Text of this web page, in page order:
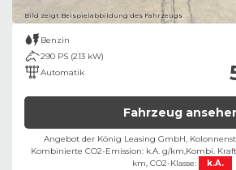
Bild zeigt Beispielabbildung des Fahrzeugs
Benzin
290 PS (213 kW)
Automatik
Fahrzeug
Angebot der König Leasing GmbH,
Kombinierte CO2-Emission: k.A. g/km,Kombi.
km, CO2-Klasse: k.A.